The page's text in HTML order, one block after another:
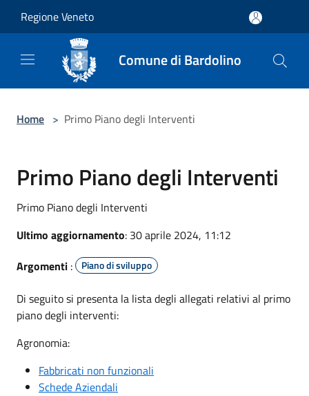
Regione Veneto
Comune di Bardolino
Home > Primo Piano degli Interventi
Primo Piano degli Interventi
Primo Piano degli Interventi
Ultimo aggiornamento: 30 aprile 2024, 11:12
Argomenti : Piano di sviluppo
Di seguito si presenta la lista degli allegati relativi al primo
piano degli interventi:
Agronomia:
Fabbricati non funzionali
Schede Aziendali